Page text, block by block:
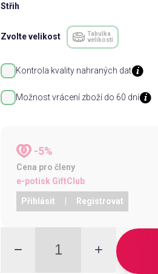
Střih
Zvolte velikost
Tabulka
velikostí
Kontrola kvality nahraných dat
Možnost vrácení zboží do 60 dní
-5%
Cena pro členy
e-potisk GiftClub
Přihlásit Registrovat